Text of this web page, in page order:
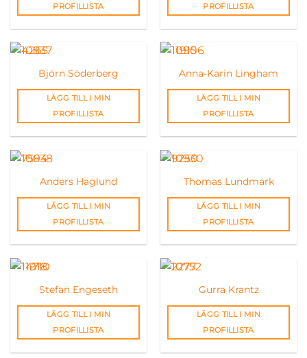
PROFILLISTA
PROFILLISTA
Björn Söderberg
LÄGG TILL I MIN
PROFILLISTA
Anna-Karin Lingham
LÄGG TILL I MIN
PROFILLISTA
Anders Haglund
LÄGG TILL I MIN
PROFILLISTA
Thomas Lundmark
LÄGG TILL I MIN
PROFILLISTA
Stefan Engeseth
LÄGG TILL I MIN
PROFILLISTA
Gurra Krantz
LÄGG TILL I MIN
PROFILLISTA